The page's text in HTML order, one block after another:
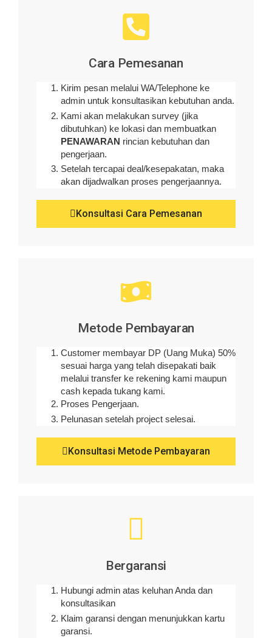
Cara Pemesanan
Kirim pesan melalui WA/Telephone ke
admin untuk konsultasikan kebutuhan anda.
Kami akan melakukan survey (jika
dibutuhkan) ke lokasi dan membuatkan
PENAWARAN rincian kebutuhan dan
pengerjaan.
Setelah tercapai deal/kesepakatan, maka
akan dijadwalkan proses pengerjaannya.
Konsultasi Cara Pemesanan
Metode Pembayaran
Customer membayar DP (Uang Muka) 50%
sesuai harga yang telah disepakati baik
melalui transfer ke rekening kami maupun
cash kepada tukang kami.
Proses Pengerjaan.
Pelunasan setelah project selesai.
Konsultasi Metode Pembayaran
Bergaransi
Hubungi admin atas keluhan Anda dan
konsultasikan
Klaim garansi dengan menunjukkan kartu
garansi.